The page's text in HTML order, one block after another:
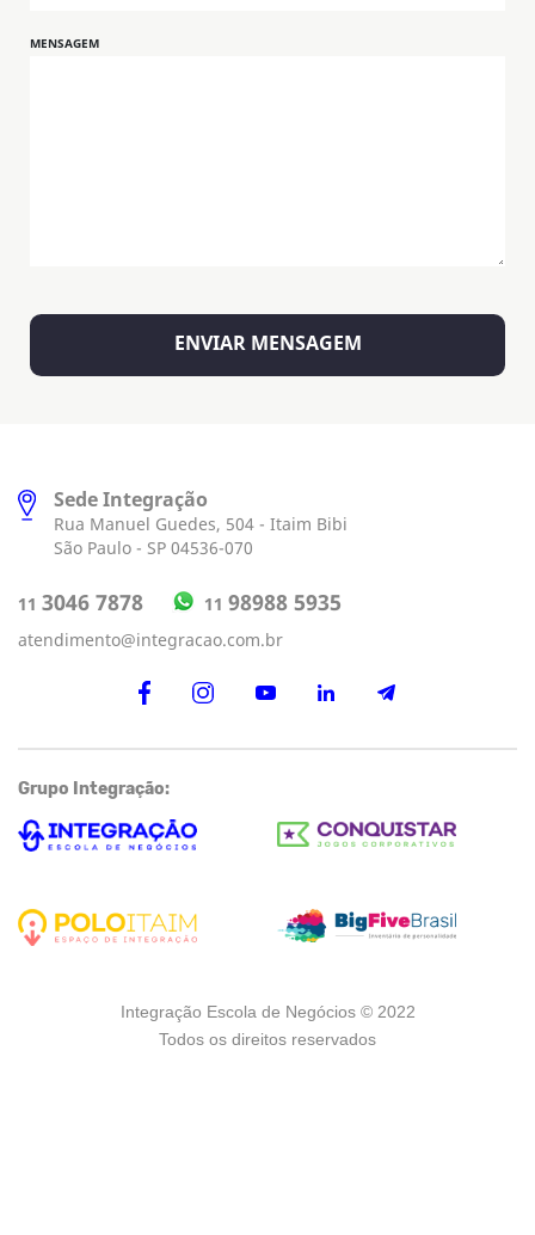
MENSAGEM
Sede Integração
Rua Manuel Guedes, 504 - Itaim Bibi
São Paulo - SP 04536-070
11 3046 7878 11 98988 5935
atendimento@integracao.com.br
Grupo Integração:
Integração Escola de Negócios © 2022
Todos os direitos reservados